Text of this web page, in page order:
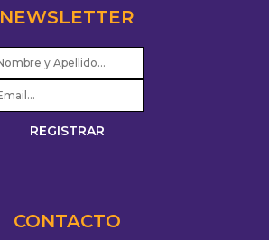
NEWSLETTER
CONTACTO